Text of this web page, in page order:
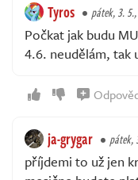
Tyros pátek, 3.
Počkat jak budu
4.6. neudělám, tak
ja-grygar pátek,
příjdemi to už jen